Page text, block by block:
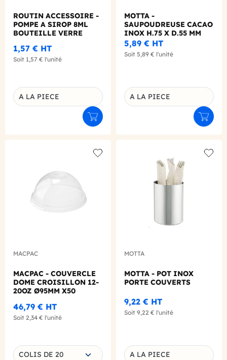
ROUTIN ACCESSOIRE -
POMPE A SIROP 8ML
BOUTEILLE VERRE
1,57 € HT
Soit 1,57 € l'unité
Déclinaison du produit
A LA PIECE
Ajouter au panier
MOTTA -
SAUPOUDREUSE CACAO
INOX H.75 X D.55 MM
5,89 € HT
Soit 5,89 € l'unité
Déclinaison du produit
A LA PIECE
MACPAC
MACPAC - COUVERCLE
DOME CROISILLON 12-
20OZ Ø95MM X50
46,79 € HT
Soit 2,34 € l'unité
Choisissez une déclinaison
COLIS DE 20
MOTTA
MOTTA - POT INOX
PORTE COUVERTS
9,22 € HT
Soit 9,22 € l'unité
A LA PIECE